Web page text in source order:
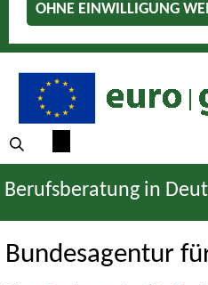
OHNE EINWILLIGUNG
Berufsberatung in
Bundesagentur